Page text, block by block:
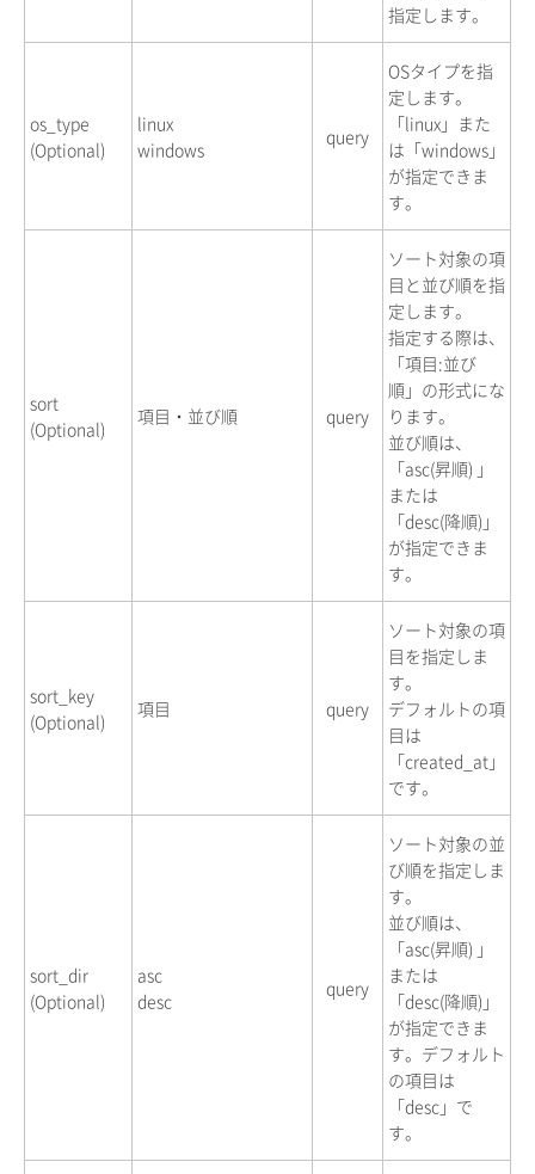
指定します。
os_type
(Optional)
linux
windows
query
OSタイプを指
定します。
「linux」また
は「windows」
が指定できま
す。
sort
(Optional)
項目・並び順 query
ソート対象の項
目と並び順を指
定します。
指定する際は、
「項目:並び
順」の形式にな
ります。
並び順は、
「asc(昇順) 」
または
「desc(降順)」
が指定できま
す。
sort_key
(Optional)
項目 query
ソート対象の項
目を指定しま
す。
デフォルトの項
目は
「created_at」
です。
sort_dir
(Optional)
asc
desc
query
ソート対象の並
び順を指定しま
す。
並び順は、
「asc(昇順) 」
または
「desc(降順)」
が指定できま
す。デフォルト
の項目は
「desc」で
す。